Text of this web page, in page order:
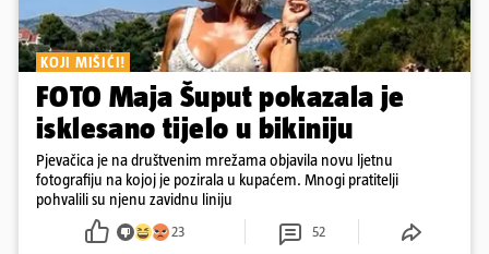
KOJI MIŠIĆI!
FOTO Maja Šuput pokazala je
isklesano tijelo u bikiniju
Pjevačica je na društvenim mrežama objavila novu ljetnu
fotografiju na kojoj je pozirala u kupaćem. Mnogi pratitelji
pohvalili su njenu zavidnu liniju
23 52